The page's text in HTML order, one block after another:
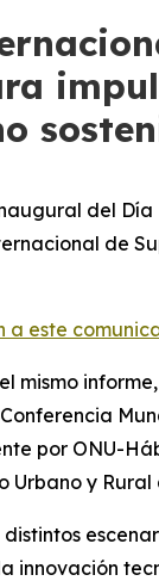
del
de
a este
mismo
por ONU-
Urbano y Rural
innovación